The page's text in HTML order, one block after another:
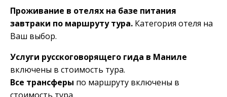
Проживание в отелях на базе питания
завтраки по маршруту тура. Категория отеля на
Ваш выбор.
Услуги русскоговорящего гида в Маниле
включены в стоимость тура.
Все трансферы по маршруту включены в